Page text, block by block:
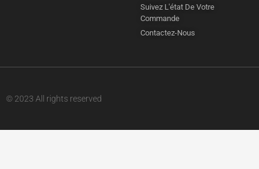
Suivez L'état De Votre
Commande
Contactez-Nous
© 2023 All rights reserved